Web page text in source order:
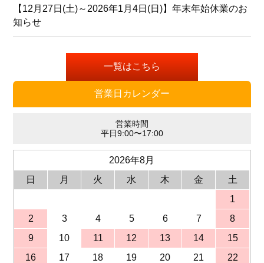
営業日カレンダー
営業時間
平日9:00〜17:00
2026年8月
日
月 火 水 木 金
土
1
2
3 4 5 6 7
8
9
10 11 12 13 14
15
16
17 18 19 20 21
22
【12月27日(土)～2026年1月4日(日)】年末年始休業のお
知らせ
一覧はこちら